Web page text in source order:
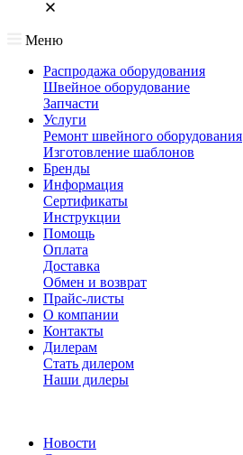
Меню
Распродажа оборудования
Швейное оборудование
Запчасти
Услуги
Ремонт швейного оборудования
Изготовление шаблонов
Бренды
Информация
Сертификаты
Инструкции
Помощь
Оплата
Доставка
Обмен и возврат
Прайс-листы
О компании
Контакты
Дилерам
Стать дилером
Наши дилеры
Новости